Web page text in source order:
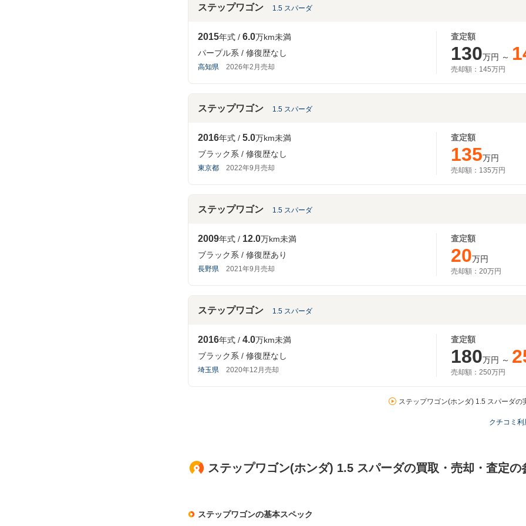
ステップワゴン 1.5 スパーダ
2015年式 6.0万km未満
パープル系
修復歴なし
高知県 2026年2月売却
査定額
130万円 ～
売却額： 145万円
ステップワゴン 1.5 スパーダ
2016年式 5.0万km未満
ブラック系
修復歴なし
東京都 2022年9月売却
査定額
135万円
売却額： 135万円
ステップワゴン 1.5 スパーダ
2009年式 12.0万km未満
ブラック系
修復歴あり
長野県 2021年9月売却
査定額
20万円
売却額： 20万円
ステップワゴン 1.5 スパーダ
2016年式 4.0万km未満
ブラック系
修復歴なし
埼玉県 2020年12月売却
査定額
180万円 ～
売却額： 250万円
ステップワゴン(ホンダ) 1.5 スパーダの
クチコミ
ステップワゴン(ホンダ) 1.5 スパーダの買取・売却・査定の
ステップワゴンの基本スペック